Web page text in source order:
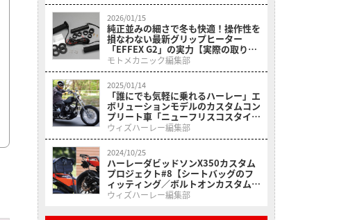
2026/01/15
純正並みの細さで冬も快適！操作性を
損なわない最新グリップヒーター
「EFFEX G2」の実力【実際の取り付
け方も解説】
モトメカニック編集部
2025/01/14
「誰にでも気軽に乗れるハーレー」エ
ボリューションモデルのカスタムコン
プリート車「ニューフリスコスタイ
ル」に乗ってみた
ウィズハーレー編集部
2024/10/25
ハーレーダビッドソンX350カスタム
プロジェクト#8【シートバッグのフ
ィッティング／ボルトオンカスタムパ
ーツetc.】
ウィズハーレー編集部